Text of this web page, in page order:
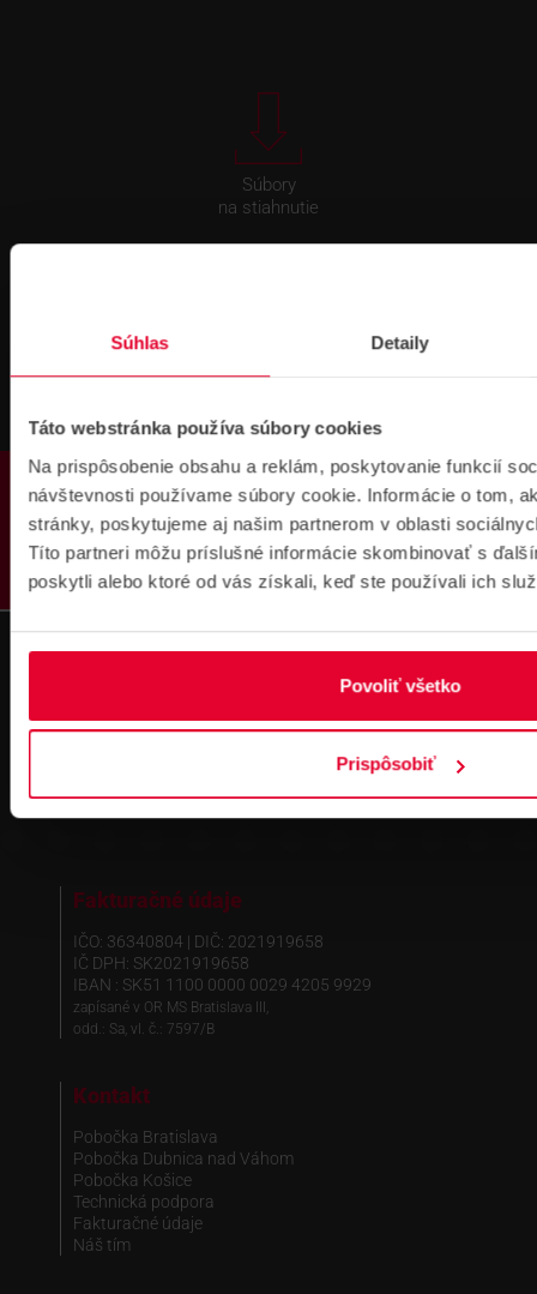
Súhlas Detaily
Táto webstránka používa súbory cookies
Na prispôsobenie obsahu a reklám, poskytovanie funkcií
návštevnosti používame súbory cookie. Informácie o tom,
stránky, poskytujeme aj našim partnerom v oblasti
Títo partneri môžu príslušné informácie skombinovať s
poskytli alebo ktoré od vás získali, keď ste používali ich
Povoliť všetko
Prispôsobiť
PRODUKTY
Súbory
na stiahnutie
objednávkach nad 300 € bez DPH
DOPRAVA ZADARMO
Fakturačné údaje
IČO: 36340804 | DIČ: 2021919658
IČ DPH: SK2021919658
IBAN : SK51 1100 0000 0029 4205 9929
zapísané v OR MS Bratislava III,
odd.: Sa, vl. č.: 7597/B
Kontakt
Pobočka Bratislava
Pobočka Dubnica nad Váhom
Pobočka Košice
Technická podpora
Fakturačné údaje
Náš tím